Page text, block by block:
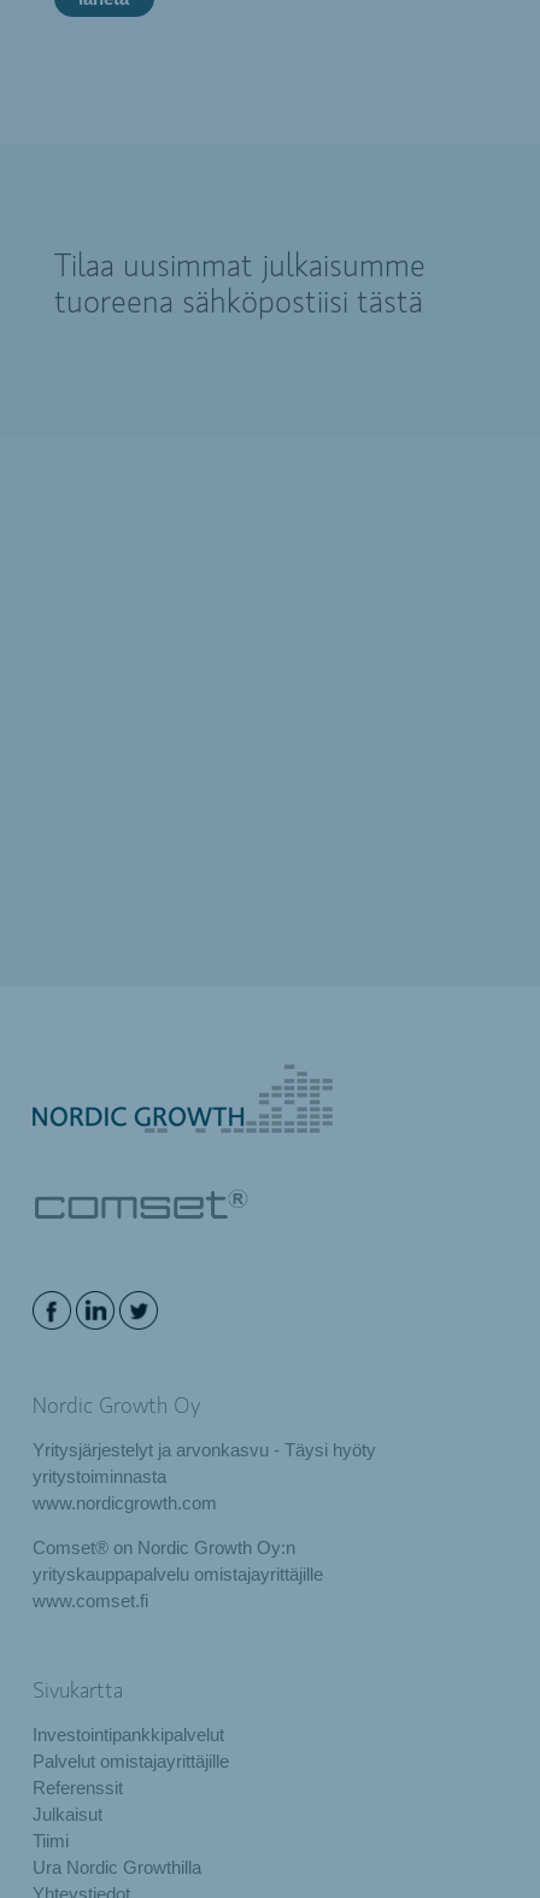
Tilaa uusimmat julkaisumme
tuoreena sähköpostiisi tästä
Nordic Growth Oy
Yritysjärjestelyt ja arvonkasvu - Täysi hyöty
yritystoiminnasta
www.nordicgrowth.com
Comset® on Nordic Growth Oy:n
yrityskauppapalvelu omistajayrittäjille
www.comset.fi
Sivukartta
Investointipankkipalvelut
Palvelut omistajayrittäjille
Referenssit
Julkaisut
Tiimi
Ura Nordic Growthilla